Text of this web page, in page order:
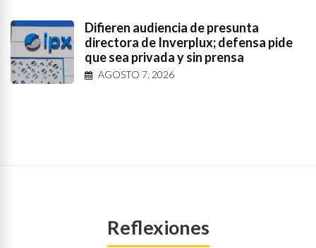
Difieren audiencia de presunta
directora de Inverplux; defensa pide
que sea privada y sin prensa
AGOSTO 7, 2026
Reflexiones